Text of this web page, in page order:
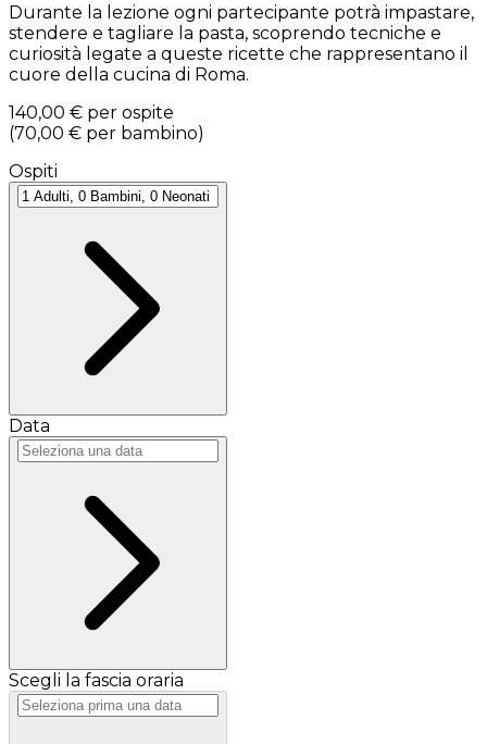
Durante la lezione ogni partecipante potrà impastare,
stendere e tagliare la pasta, scoprendo tecniche e
curiosità legate a queste ricette che rappresentano il
cuore della cucina di Roma.
140,00 € per ospite
(70,00 € per bambino)
Ospiti
Data
Scegli la fascia oraria